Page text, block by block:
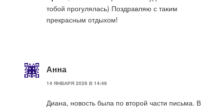
тобой прогулялась) Поздравляю с таким
прекрасным отдыхом!
Анна
14 ЯНВАРЯ 2026 В 14:46
Диана, новость была по второй части письма. В